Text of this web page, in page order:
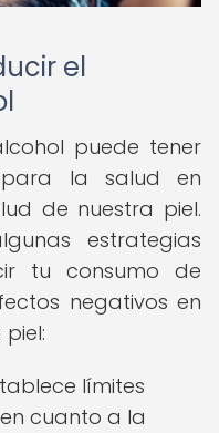
el
puede tener
para la salud en
de nuestra piel.
estrategias
tu consumo de
negativos en
límites
cuanto a la